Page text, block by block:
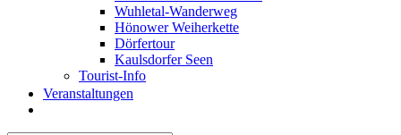
Wuhletal-Wanderweg
Hönower Weiherkette
Dörfertour
Kaulsdorfer Seen
Tourist-Info
Veranstaltungen